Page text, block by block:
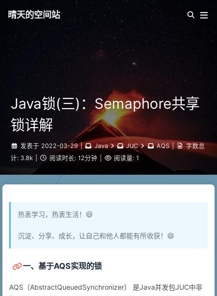
晴天的空间站
Java锁(三)：Semaphore共享
锁详解
发表于 2022-03-29 | Java JUC AQS |
字数总
计: 3.8k 阅读时长: 12分钟 阅读量: 1
热衷学习，热衷生活！😄
沉淀、分享、成长，让自己和他人都能有所收获！😄
一、基于AQS实现的锁
AQS（AbstractQueuedSynchronizer） 是Java并发包JUC中非